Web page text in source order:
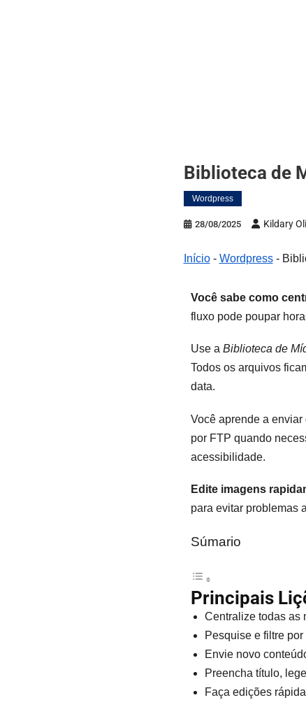
Biblioteca de
Wordpress
28/08/2025 Kildary
Início- Wordpress-
Você sabe como
fluxo pode poupar
Use a Biblioteca de
Todos os arquivos
data.
Você aprende a
por FTP quando
acessibilidade.
Edite imagens
para evitar problemas
Súmario
Principais
Centralize todas as
Pesquise e filtre
Envie novo
Preencha título,
Faça edições